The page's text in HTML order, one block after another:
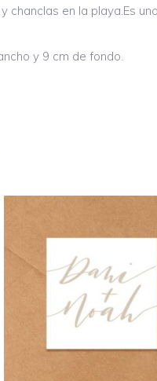
chanclas en la playa.Es
y 9 cm de fondo.